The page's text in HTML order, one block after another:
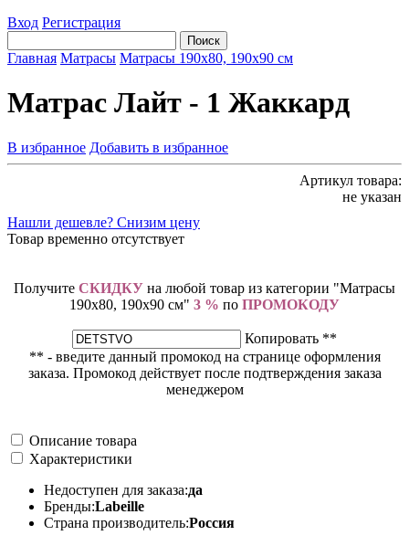
Вход Регистрация
Главная Матрасы Матрасы 190х80, 190х90 см
Матрас Лайт - 1 Жаккард
В избранное Добавить в избранное
Артикул товара:
не указан
Нашли дешевле? Снизим цену
Товар временно отсутствует
Получите СКИДКУ на любой товар из категории "Матрасы
190х80, 190х90 см" 3 % по ПРОМОКОДУ
Копировать **
** - введите данный промокод на странице оформления
заказа. Промокод действует после подтверждения заказа
менеджером
Описание товара
Характеристики
Недоступен для заказа:да
Бренды:Labeille
Страна производитель:Россия